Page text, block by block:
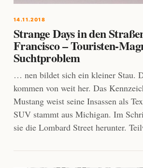
14.11.2018
Strange Days in den
Francisco – Touristen-
Suchtproblem
… nen bildet sich ein kleiner Stau.
kommen von weit her. Das
Mustang weist seine Insassen als
SUV stammt aus Michigan. Im
sie die Lombard Street herunter.